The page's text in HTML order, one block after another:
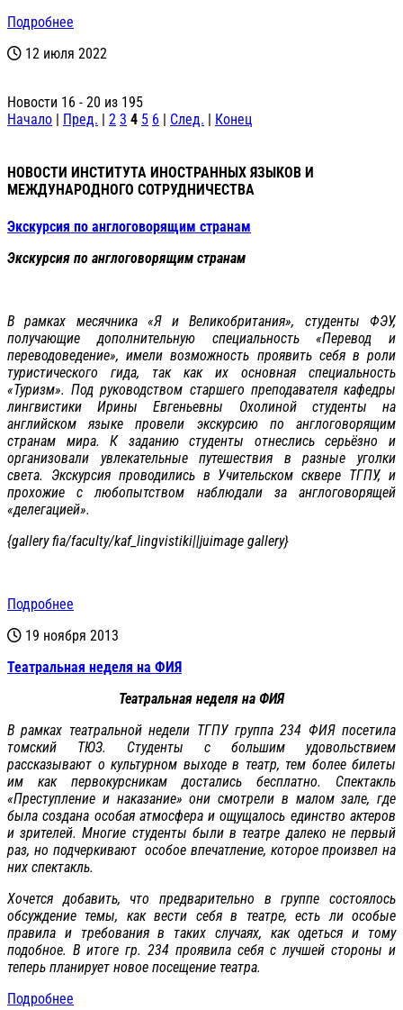
Подробнее
12 июля 2022
Новости 16 - 20 из 195
Начало | Пред. | 2 3 4 5 6 | След. | Конец
НОВОСТИ ИНСТИТУТА ИНОСТРАННЫХ ЯЗЫКОВ И
МЕЖДУНАРОДНОГО СОТРУДНИЧЕСТВА
Экскурсия по англоговорящим странам
Экскурсия по англоговорящим странам
В рамках месячника «Я и Великобритания», студенты ФЭУ,
получающие дополнительную специальность «Перевод и
переводоведение», имели возможность проявить себя в роли
туристического гида, так как их основная специальность
«Туризм». Под руководством старшего преподавателя кафедры
лингвистики Ирины Евгеньевны Охолиной студенты на
английском языке провели экскурсию по англоговорящим
странам мира. К заданию студенты отнеслись серьёзно и
организовали увлекательные путешествия в разные уголки
света. Экскурсия проводились в Учительском сквере ТГПУ, и
прохожие с любопытством наблюдали за англоговорящей
«делегацией».
{gallery fia/faculty/kaf_lingvistiki||juimage gallery}
Подробнее
19 ноября 2013
Театральная неделя на ФИЯ
Театральная неделя на ФИЯ
В рамках театральной недели ТГПУ группа 234 ФИЯ посетила
томский ТЮЗ. Студенты с большим удовольствием
рассказывают о культурном выходе в театр, тем более билеты
им как первокурсникам достались бесплатно. Спектакль
«Преступление и наказание» они смотрели в малом зале, где
была создана особая атмосфера и ощущалось единство актеров
и зрителей. Многие студенты были в театре далеко не первый
раз, но подчеркивают особое впечатление, которое произвел на
них спектакль.
Хочется добавить, что предварительно в группе состоялось
обсуждение темы, как вести себя в театре, есть ли особые
правила и требования в таких случаях, как одеться и тому
подобное. В итоге гр. 234 проявила себя с лучшей стороны и
теперь планирует новое посещение театра.
Подробнее